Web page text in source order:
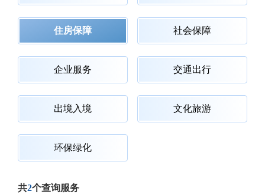
住房保障 社会保障
企业服务 交通出行
出境入境 文化旅游
环保绿化
共2个查询服务